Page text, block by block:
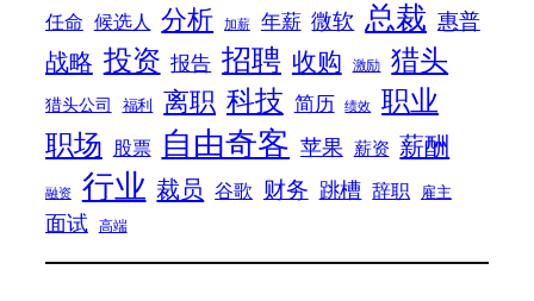
任命 候选人 分析 加薪 年薪 微软 总裁 惠普
战略 投资 报告 招聘 收购 激励 猎头
猎头公司 福利 离职 科技 简历 绩效 职业
职场 股票 自由奇客 苹果 薪资 薪酬
融资 行业 裁员 谷歌 财务 跳槽 辞职 雇主
面试 高端